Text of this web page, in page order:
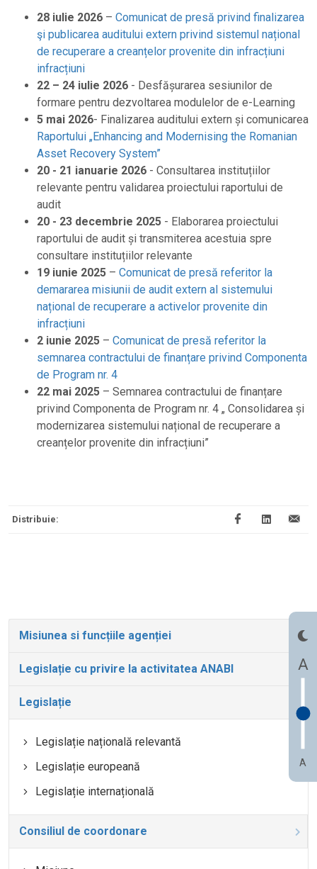
A
A
28 iulie 2026 – Comunicat de presă privind finalizarea
şi publicarea auditului extern privind sistemul național
de recuperare a creanțelor provenite din infracțiuni
infracțiuni
22 – 24 iulie 2026 - Desfășurarea sesiunilor de
formare pentru dezvoltarea modulelor de e-Learning
5 mai 2026- Finalizarea auditului extern și comunicarea
Raportului „Enhancing and Modernising the Romanian
Asset Recovery System”
20 - 21 ianuarie 2026 - Consultarea instituțiilor
relevante pentru validarea proiectului raportului de
audit
20 - 23 decembrie 2025 - Elaborarea proiectului
raportului de audit și transmiterea acestuia spre
consultare instituțiilor relevante
19 iunie 2025 – Comunicat de presă referitor la
demararea misiunii de audit extern al sistemului
național de recuperare a activelor provenite din
infracțiuni
2 iunie 2025 – Comunicat de presă referitor la
semnarea contractului de finanțare privind Componenta
de Program nr. 4
22 mai 2025 – Semnarea contractului de finanțare
privind Componenta de Program nr. 4 „ Consolidarea și
modernizarea sistemului național de recuperare a
creanțelor provenite din infracțiuni”
Distribuie:
Misiunea si funcțiile agenției
Legislație cu privire la activitatea ANABI
Legislație
Legislație națională relevantă
Legislație europeană
Legislație internațională
Consiliul de coordonare